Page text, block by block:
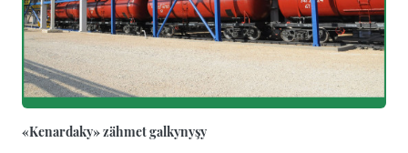
«Kenardaky» zähmet galkynyşy